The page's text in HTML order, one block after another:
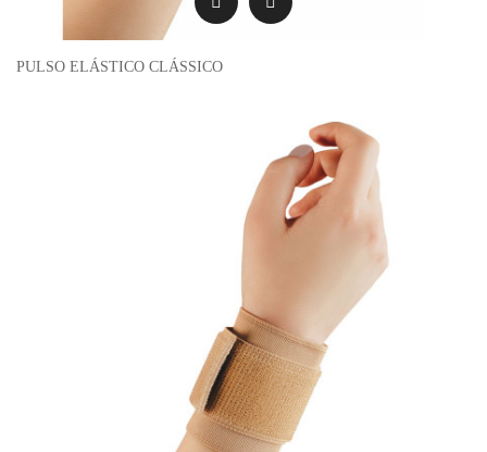
PULSO ELÁSTICO CLÁSSICO